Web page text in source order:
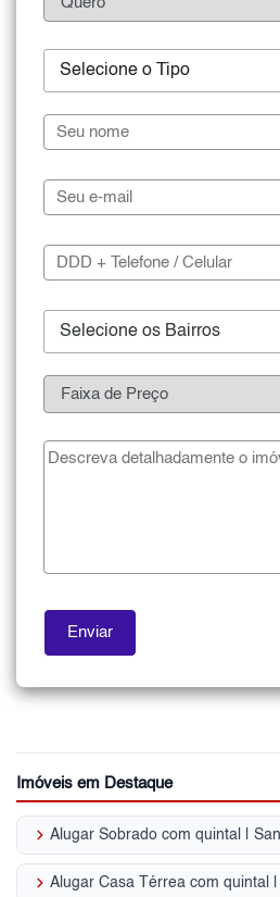
Selecione o Tipo
Selecione os Bairros
Imóveis em Destaque
keyboard_arrow_right Alugar Sobrado com quintal |
keyboard_arrow_right Alugar Casa Térrea com quintal